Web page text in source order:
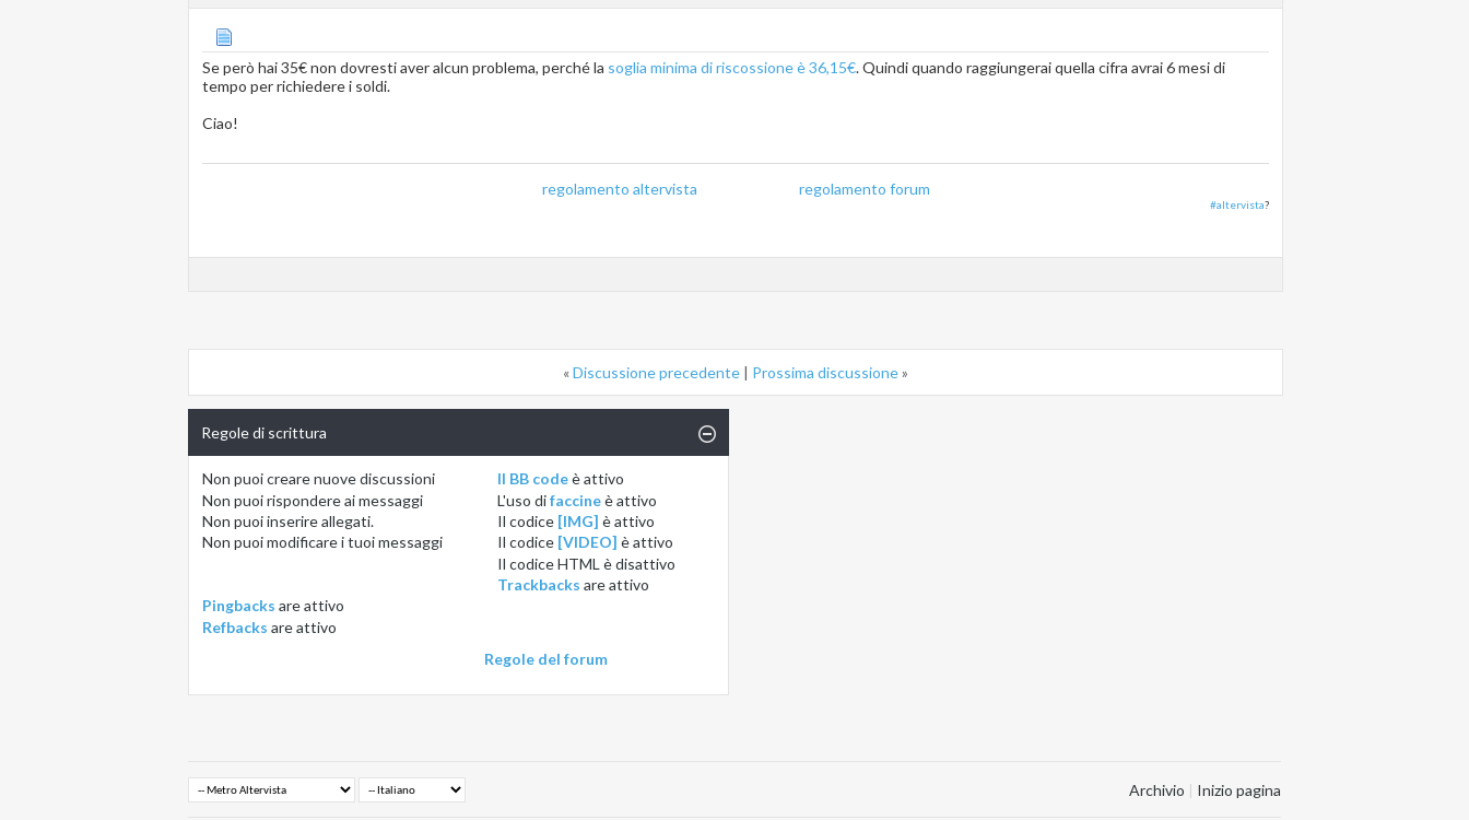
Se però hai 35€ non dovresti aver alcun problema, perché la soglia minima di riscossione è 36,15€. Quindi quando raggiungerai quella cifra avrai 6 mesi di
tempo per richiedere i soldi.
Ciao!
regolamento altervista regolamento forum
#altervista?
«Discussione precedente | Prossima discussione»
Regole di scrittura
Non puoicreare nuove discussioni
Non puoirispondere ai messaggi
Non puoiinserire allegati.
Non puoimodificare i tuoi messaggi
Il BB codeèattivo
L'uso difaccineèattivo
Il codice [IMG] èattivo
Il codice [VIDEO] èattivo
Il codice HTML èdisattivo
Trackbacks areattivo
Pingbacks areattivo
Refbacks areattivo
Regole del forum
Archivio | Inizio pagina